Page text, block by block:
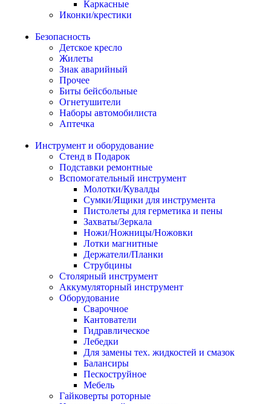
Каркасные
Иконки/крестики
Безопасность
Детское кресло
Жилеты
Знак аварийный
Прочее
Биты бейсбольные
Огнетушители
Наборы автомобилиста
Аптечка
Инструмент и оборудование
Стенд в Подарок
Подставки ремонтные
Вспомогательный инструмент
Молотки/Кувалды
Сумки/Ящики для инструмента
Пистолеты для герметика и пены
Захваты/Зеркала
Ножи/Ножницы/Ножовки
Лотки магнитные
Держатели/Планки
Струбцины
Столярный инструмент
Аккумуляторный инструмент
Оборудование
Сварочное
Кантователи
Гидравлическое
Лебедки
Для замены тех. жидкостей и смазок
Балансиры
Пескоструйное
Мебель
Гайковерты роторные